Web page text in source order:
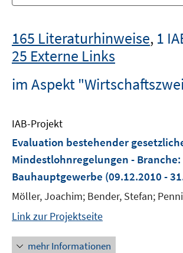
165 Literaturhinweise, 1
25 Externe Links
im Aspekt
IAB-Projekt
Evaluation bestehender
Mindestlohnregelungen - Branche:
Bauhauptgewerbe (09.12.2010 -
Möller, Joachim; Bender, Stefan;
Link zur Projektseite
mehr Informationen